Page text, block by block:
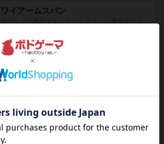
ワイアームスパン
約3時間前by daisdice
ふたつの街の物語
タイルを4×4で並べて街づくりします。ただし、
約7時間前by ジェイとと
画像付き
ざりかに将棋